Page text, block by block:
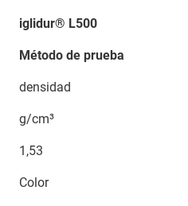
iglidur® L500
Método de prueba
densidad
g/cm³
1,53
Color